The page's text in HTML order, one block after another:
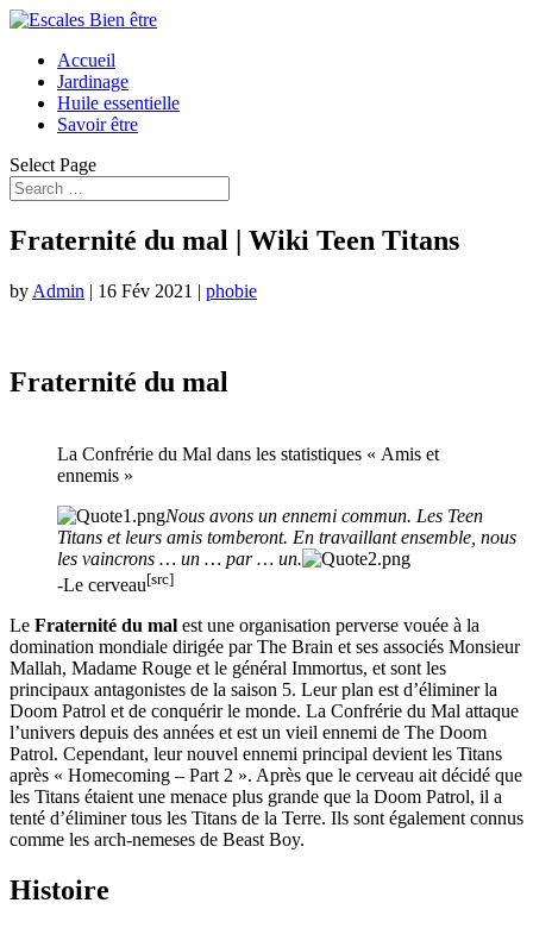
Accueil
Jardinage
Huile essentielle
Savoir être
Select Page
Fraternité du mal | Wiki Teen Titans
by Admin | 16 Fév 2021 | phobie
Fraternité du mal
La Confrérie du Mal dans les statistiques « Amis et
ennemis »
Nous avons un ennemi commun. Les Teen
Titans et leurs amis tomberont. En travaillant ensemble, nous
les vaincrons … un … par … un.
-Le cerveau[src]
Le Fraternité du mal est une organisation perverse vouée à la
domination mondiale dirigée par The Brain et ses associés Monsieur
Mallah, Madame Rouge et le général Immortus, et sont les
principaux antagonistes de la saison 5. Leur plan est d’éliminer la
Doom Patrol et de conquérir le monde. La Confrérie du Mal attaque
l’univers depuis des années et est un vieil ennemi de The Doom
Patrol. Cependant, leur nouvel ennemi principal devient les Titans
après « Homecoming – Part 2 ». Après que le cerveau ait décidé que
les Titans étaient une menace plus grande que la Doom Patrol, il a
tenté d’éliminer tous les Titans de la Terre. Ils sont également connus
comme les arch-nemeses de Beast Boy.
Histoire